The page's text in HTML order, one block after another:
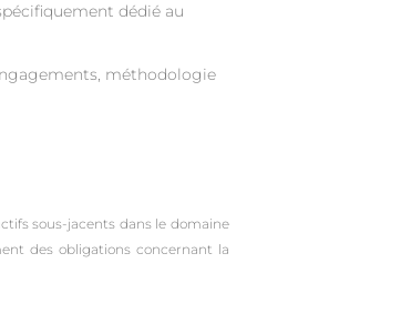
dédié au
méthodologie
sous-jacents dans le domaine
des obligations concernant la